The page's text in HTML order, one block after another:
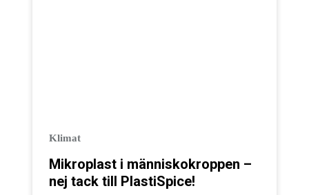
Klimat
Mikroplast i människokroppen –
nej tack till PlastiSpice!